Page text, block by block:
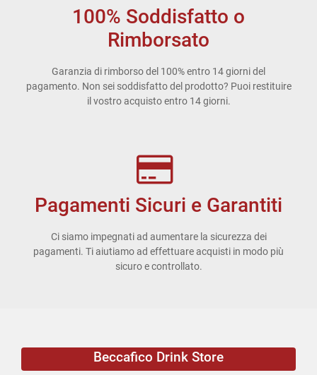
100% Soddisfatto o
Rimborsato
Garanzia di rimborso del 100% entro 14 giorni del
pagamento. Non sei soddisfatto del prodotto? Puoi restituire
il vostro acquisto entro 14 giorni.
Pagamenti Sicuri e Garantiti
Ci siamo impegnati ad aumentare la sicurezza dei
pagamenti. Ti aiutiamo ad effettuare acquisti in modo più
sicuro e controllato.
Beccafico Drink Store